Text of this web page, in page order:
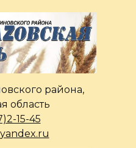
района,
область
15-45